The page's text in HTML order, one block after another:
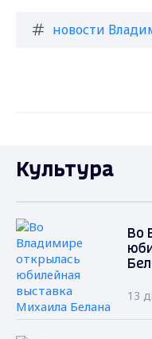
новости
Культура
Во
13